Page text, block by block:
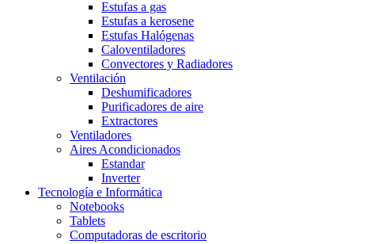
Estufas a gas
Estufas a kerosene
Estufas Halógenas
Caloventiladores
Convectores y Radiadores
Ventilación
Deshumificadores
Purificadores de aire
Extractores
Ventiladores
Aires Acondicionados
Estandar
Inverter
Tecnología e Informática
Notebooks
Tablets
Computadoras de escritorio